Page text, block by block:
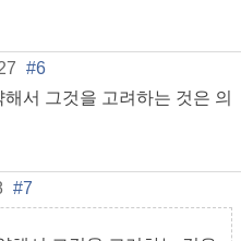
#6
서 그것을 고려하는 것은 의
#7